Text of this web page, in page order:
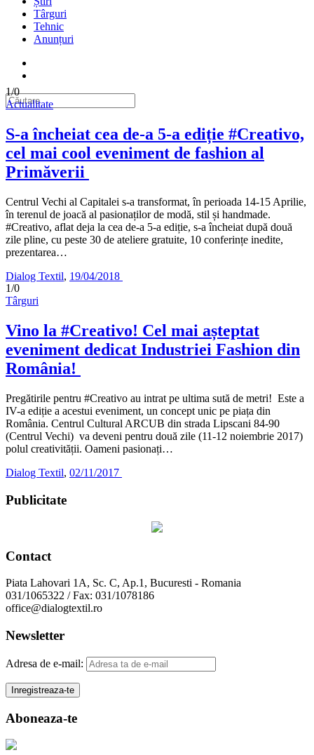
Târguri
Tehnic
Anunțuri
1/0
Actualitate
S-a încheiat cea de-a 5-a ediție #Creativo,
cel mai cool eveniment de fashion al
Primăverii
Centrul Vechi al Capitalei s-a transformat, în perioada 14-15 Aprilie,
în terenul de joacă al pasionaților de modă, stil și handmade.
#Creativo, aflat deja la cea de-a 5-a ediție, s-a încheiat după două
zile pline, cu peste 30 de ateliere gratuite, 10 conferințe inedite,
prezentarea…
Dialog Textil, 19/04/2018
1/0
Târguri
Vino la #Creativo! Cel mai așteptat
eveniment dedicat Industriei Fashion din
România!
Pregătirile pentru #Creativo au intrat pe ultima sută de metri! Este a
IV-a ediție a acestui eveniment, un concept unic pe piața din
România. Centrul Cultural ARCUB din strada Lipscani 84-90
(Centrul Vechi) va deveni pentru două zile (11-12 noiembrie 2017)
polul creativității. Oameni pasionați…
Dialog Textil, 02/11/2017
Publicitate
Contact
Piata Lahovari 1A, Sc. C, Ap.1, Bucuresti - Romania
031/1065322 / Fax: 031/1078186
office@dialogtextil.ro
Newsletter
Adresa de e-mail:
Aboneaza-te